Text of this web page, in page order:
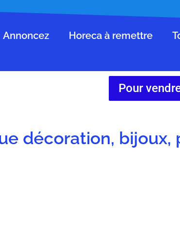
Annoncez Horeca à remettre
Pour
décoration, bijoux,